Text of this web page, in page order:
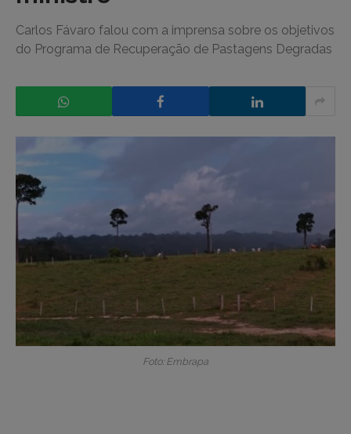
Carlos Fávaro falou com a imprensa sobre os objetivos
do Programa de Recuperação de Pastagens Degradas
Foto: Embrapa